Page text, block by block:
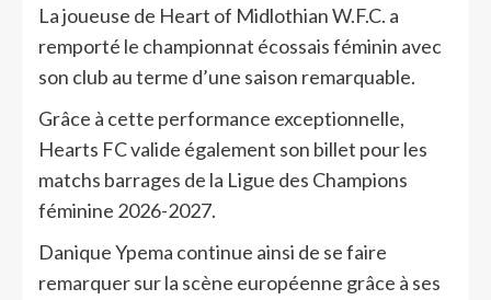
La joueuse de Heart of Midlothian W.F.C. a
remporté le championnat écossais féminin avec
son club au terme d’une saison remarquable.
Grâce à cette performance exceptionnelle,
Hearts FC valide également son billet pour les
matchs barrages de la Ligue des Champions
féminine 2026-2027.
Danique Ypema continue ainsi de se faire
remarquer sur la scène européenne grâce à ses